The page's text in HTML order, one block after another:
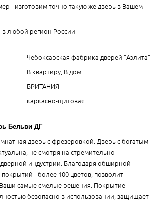
- изготовим точно такую же дверь в Вашем
в любой регион России
Чебоксарская фабрика дверей "Аэлита"
В квартиру, В дом
БРИТАНИЯ
каркасно-щитовая
Бельви ДГ
дверь с фрезеровкой. Дверь с богатым
не смотря на стремительно
индустрии. Благодаря обширной
- более 100 цветов, позволит
самые смелые решения. Покрытие
безопасно в использовании, защищает